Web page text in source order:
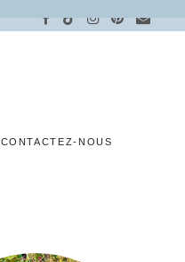
CONTACTEZ-NOUS